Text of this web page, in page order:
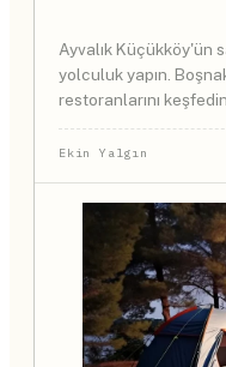
Ayvalık Küçükköy'ün
yolculuk yapın.
restoranlarını keşfedin.
Ekin Yalgın